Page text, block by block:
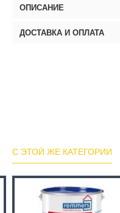
ОПИСАНИЕ
ДОСТАВКА И ОПЛАТА
С ЭТОЙ ЖЕ КАТЕГОРИИ